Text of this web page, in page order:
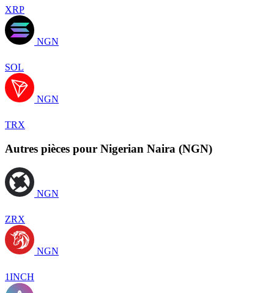
XRP
NGN
SOL
NGN
TRX
Autres pièces pour Nigerian Naira (NGN)
NGN
ZRX
NGN
1INCH